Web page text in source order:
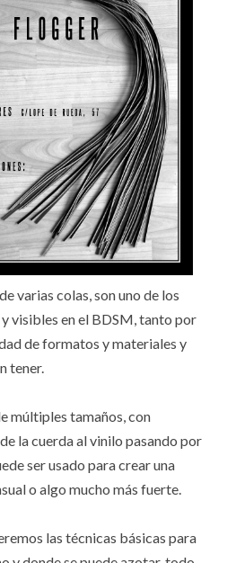
varias colas, son uno de los
visibles en el BDSM, tanto por
de formatos y materiales y
tener.
múltiples tamaños, con
la cuerda al vinilo pasando por
ser usado para crear una
o algo mucho más fuerte.
las técnicas básicas para